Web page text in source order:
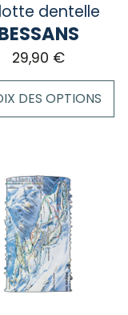
dentelle
29,90 €
DES OPTIONS